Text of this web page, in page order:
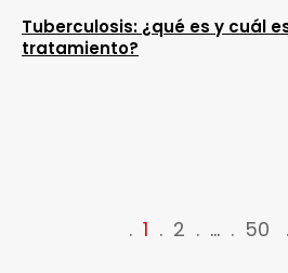
Tuberculosis: ¿qué es y cuál
tratamiento?
1 2 … 50